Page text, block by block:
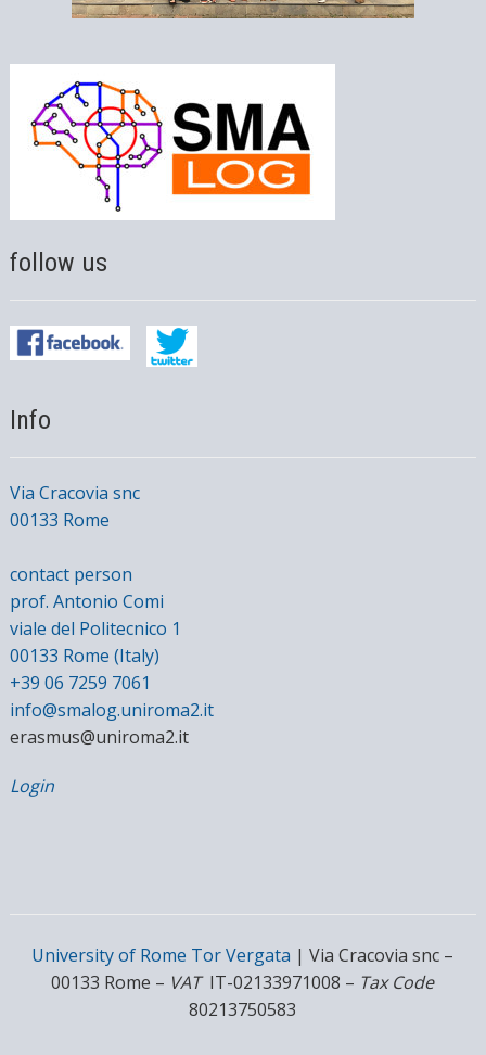
follow us
Info
Via Cracovia snc
00133 Rome
contact person
prof. Antonio Comi
viale del Politecnico 1
00133 Rome (Italy)
+39 06 7259 7061
info@smalog.uniroma2.it
erasmus@uniroma2.it
Login
University of Rome Tor Vergata | Via Cracovia snc –
00133 Rome – VATIT-02133971008 – Tax Code
80213750583